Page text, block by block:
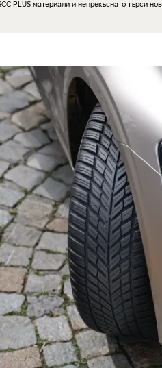
PLUS материали и непрекъснато търси